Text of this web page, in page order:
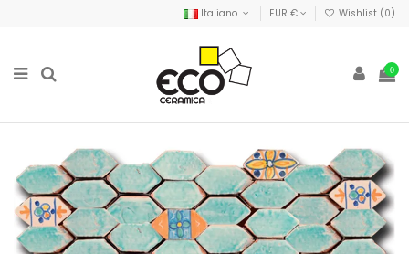
Italiano EUR € Wishlist (0)
0